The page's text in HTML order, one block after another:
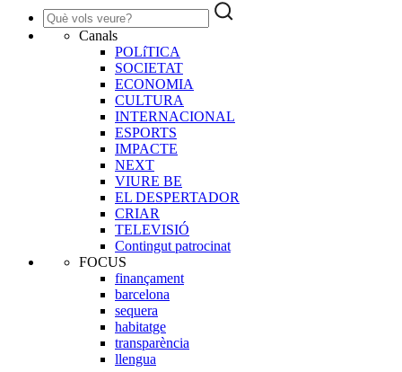
Canals
POLíTICA
SOCIETAT
ECONOMIA
CULTURA
INTERNACIONAL
ESPORTS
IMPACTE
NEXT
VIURE BE
EL DESPERTADOR
CRIAR
TELEVISIÓ
Contingut patrocinat
FOCUS
finançament
barcelona
sequera
habitatge
transparència
llengua